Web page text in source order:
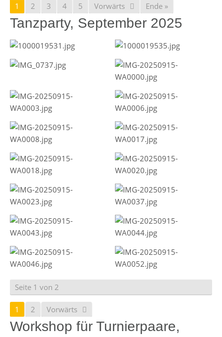
1 2 3 4 5 Vorwärts Ende »
Tanzparty, September 2025
Seite 1 von 2
1 2 Vorwärts
Workshop für Turnierpaare,